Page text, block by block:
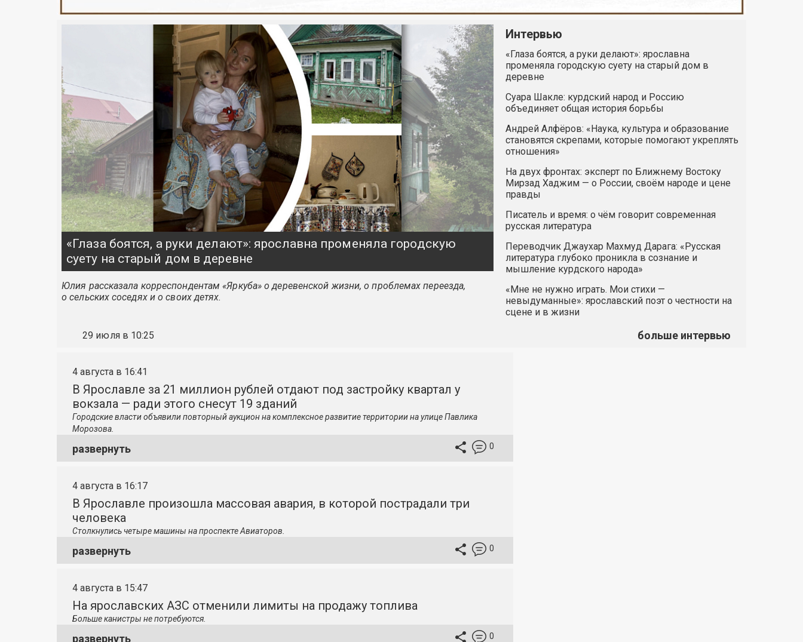
«Глаза боятся, а руки делают»: ярославна променяла городскую
суету на старый дом в деревне
Юлия рассказала корреспондентам «Яркуба» о деревенской жизни, о проблемах переезда,
о сельских соседях и о своих детях.
29 июля в 10:25
Интервью
«Глаза боятся, а руки делают»: ярославна
променяла городскую суету на старый дом в
деревне
Суара Шакле: курдский народ и Россию
объединяет общая история борьбы
Андрей Алфёров: «Наука, культура и образование
становятся скрепами, которые помогают укреплять
отношения»
На двух фронтах: эксперт по Ближнему Востоку
Мирзад Хаджим — о России, своём народе и цене
правды
Писатель и время: о чём говорит современная
русская литература
Переводчик Джаухар Махмуд Дарага: «Русская
литература глубоко проникла в сознание и
мышление курдского народа»
«Мне не нужно играть. Мои стихи —
невыдуманные»: ярославский поэт о честности на
сцене и в жизни
больше интервью
4 августа в 16:41
В Ярославле за 21 миллион рублей отдают под застройку квартал у
вокзала — ради этого снесут 19 зданий
Городские власти объявили повторный аукцион на комплексное развитие территории на улице Павлика
Морозова.
развернуть 0
4 августа в 16:17
В Ярославле произошла массовая авария, в которой пострадали три
человека
Столкнулись четыре машины на проспекте Авиаторов.
развернуть 0
4 августа в 15:47
На ярославских АЗС отменили лимиты на продажу топлива
Больше канистры не потребуются.
развернуть 0